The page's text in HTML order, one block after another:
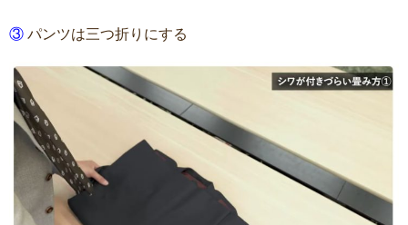
③ パンツは三つ折りにする